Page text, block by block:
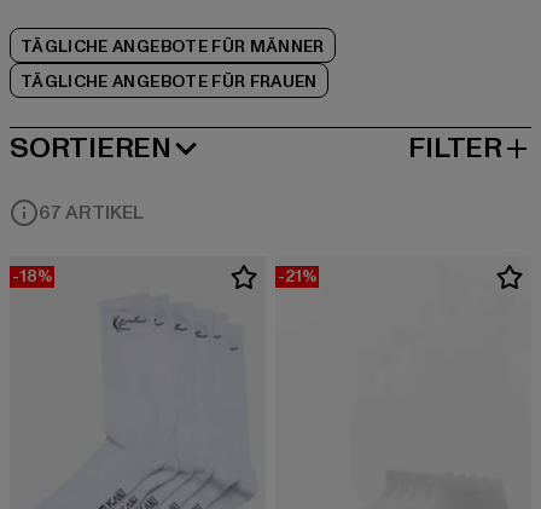
TÄGLICHE ANGEBOTE FÜR MÄNNER
TÄGLICHE ANGEBOTE FÜR FRAUEN
SORTIEREN
BELIEBTESTE FILTER
67 ARTIKEL
-18% -21%